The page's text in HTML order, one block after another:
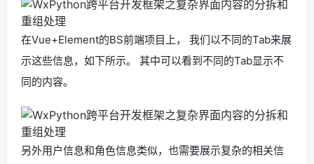
在Vue+Element的BS前端项目上， 我们以不同的Tab来展
示这些信息，如下所示。 其中可以看到不同的Tab显示不
同的内容。
另外用户信息和角色信息类似，也需要展示复杂的相关信